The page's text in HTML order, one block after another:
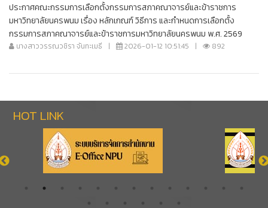
ประกาศคณะกรรมการเลือกตั้งกรรมการสภาคณาจารย์และข้าราชการ
มหาวิทยาลัยนครพนม เรื่อง หลักเกณฑ์ วิธีการ และกำหนดการเลือกตั้ง
กรรมการสภาคณาจารย์และข้าราชการมหาวิทยาลัยนครพนม พ.ศ. 2569
นางสาววรรณวชิรา จันทะเมธี | 2026-01-12 10:51:45 | 892
HOT LINK